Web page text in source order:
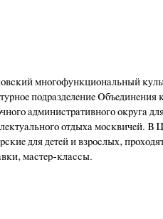
многофункциональный
подразделение Объединения
административного округа
отдыха москвичей. В
для детей и взрослых,
мастер-классы.